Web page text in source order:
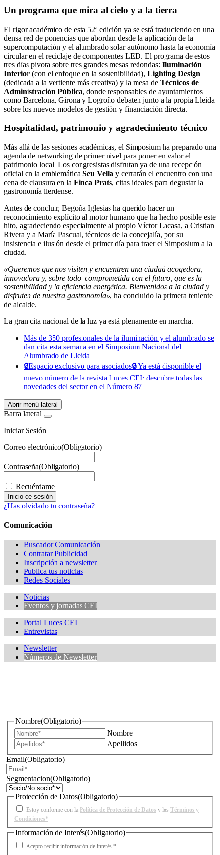
Un programa que mira al cielo y a la tierra
El rigor académico de esta 52ª edición ya se está traduciendo en una
densa red de ponencias que abordan desde la aplicación de la
supercomputación y el alumbrado solar autónomo hasta la economía
circular en el reciclaje de componentes LED. El programa de estos
tres días pivota sobre tres grandes mesas redondas: Iluminación
Interior (con el enfoque en la sostenibilidad), Lighting Design
(dedicada a la vertiente más creativa) y la mesa de Técnicos de
Administración Pública, donde responsables de ayuntamientos
como Barcelona, Girona y Logroño debaten junto a la propia Lleida
sobre los nuevos modelos de gestión y financiación directa.
Hospitalidad, patrimonio y agradecimiento técnico
Más allá de las sesiones académicas, el Simposium ha preparado una
agenda de networking de primer nivel para poner en valor el
patrimonio local. Los congresistas disfrutan ya de una recepción
oficial en la emblemática Seu Vella y cerrarán el encuentro con una
cena de clausura en la Finca Prats, citas ideales para degustar la
gastronomía ilerdense.
Antes de concluir, Begoña Iglesias ha querido hacer un
reconocimiento explícito al motor humano que ha hecho posible este
hito, agradeciendo especialmente al propio Víctor Lacasa, a Cristian
Rivera y a María Pascual, técnicos de la concejalía, por su
insistencia e ilusión desde el primer día para traer el Simposium a la
ciudad.
«Queremos que nos visiten y encuentren una ciudad acogedora,
innovadora y, sobre todo, comprometida con el futuro, que es la
sostenibilidad y la eficiencia energética. Bienvenidos a la ciudad y
disfruten de nuestra gastronomía», ha concluido la primera teniente
de alcalde.
La gran cita nacional de la luz ya está plenamente en marcha.
Más de 350 profesionales de la iluminación y el alumbrado se
dan cita esta semana en el Simposium Nacional del
Alumbrado de Lleida
🔒​Espacio exclusivo para asociados🔒​ Ya está disponible el
nuevo número de la revista Luces CEI: descubre todas las
novedades del sector en el Número 87
Abrir menú lateral
Barra lateral
Iniciar Sesión
Correo electrónico(Obligatorio)
Contraseña(Obligatorio)
Recuérdame
¿Has olvidado tu contraseña?
Comunicación
Buscador Comunicación
Contratar Publicidad
Inscripción a newsletter
Publica tus noticias
Redes Sociales
Noticias
Eventos y jornadas CEI
Portal Luces CEI
Entrevistas
Newsletter
Números de Newsletter
Nombre(Obligatorio)
Nombre
Apellidos
Email(Obligatorio)
Segmentacion(Obligatorio)
Protección de Datos(Obligatorio)
Estoy conforme con la Política de Protección de Datos y los Términos y
Condiciones*
Información de Interés(Obligatorio)
Acepto recibir información de interés.*